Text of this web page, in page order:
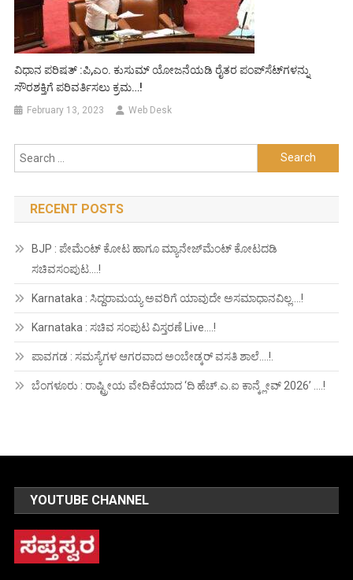
ವಿಧಾನ ಪರಿಷತ್ :ಪಿ,ಎಂ. ಕುಸುಮ್ ಯೋಜನೆಯಡಿ ರೈತರ ಪಂಪ್‍ಸೆಟ್‍ಗಳನ್ನು
ಸೌರಶಕ್ತಿಗೆ ಪರಿವರ್ತಿಸಲು ಕ್ರಮ…!
February 13, 2023 Web Desk
Search
for:
RECENT POSTS
BJP : ಪೇಮೆಂಟ್ ಕೋಟ ಹಾಗೂ ಮ್ಯಾನೇಜ್‍ಮೆಂಟ್ ಕೋಟದಡಿ
ಸಚಿವಸಂಪುಟ….!
Karnataka : ಸಿದ್ದರಾಮಯ್ಯ ಅವರಿಗೆ ಯಾವುದೇ ಅಸಮಾಧಾನವಿಲ್ಲ….!
Karnataka : ಸಚಿವ ಸಂಪುಟ ವಿಸ್ತರಣೆ Live….!
ಪಾವಗಡ : ಸಮಸ್ಯೆಗಳ ಆಗರವಾದ ಅಂಬೇಡ್ಕರ್ ವಸತಿ ಶಾಲೆ….!.
ಬೆಂಗಳೂರು : ರಾಷ್ಟ್ರೀಯ ವೇದಿಕೆಯಾದ ‘ದಿ ಹೆಚ್.ಎ.ಐ ಕಾನ್ಕ್ಲೇವ್ 2026’ ….!
YOUTUBE CHANNEL